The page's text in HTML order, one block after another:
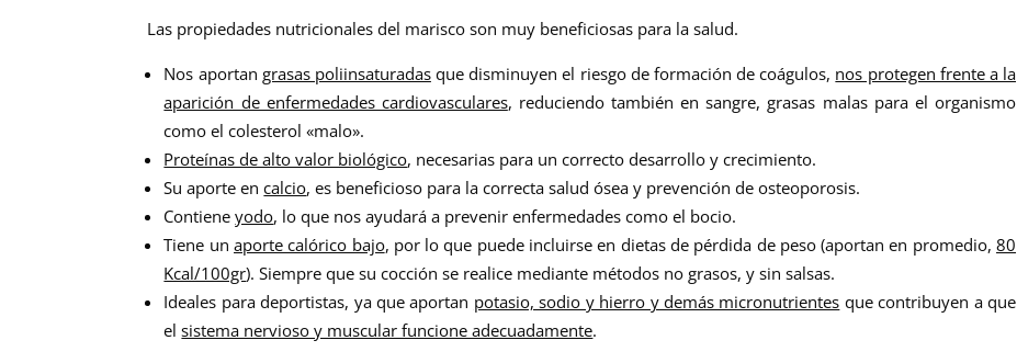
Las propiedades nutricionales del marisco son muy beneficiosas para la salud.
Nos aportan grasas poliinsaturadasque disminuyen el riesgo de formación de coágulos, nos protegen frente a la
aparición de enfermedades cardiovasculares, reduciendo también en sangre, grasas malas para el organismo
como el colesterol «malo».
Proteínas de alto valor biológico, necesarias para un correcto desarrollo y crecimiento.
Su aporte encalcio, es beneficioso para la correcta salud ósea y prevención de osteoporosis.
Contieneyodo, lo que nos ayudará a prevenir enfermedades como el bocio.
Tiene un aporte calórico bajo, por lo que puede incluirse en dietas de pérdida de peso (aportan en promedio,80
Kcal/100gr). Siempre que su cocción se realice mediante métodos no grasos, y sin salsas.
Ideales para deportistas, ya que aportan potasio, sodio y hierro y demás micronutrientes que contribuyen a que
elsistema nervioso y muscular funcione adecuadamente.